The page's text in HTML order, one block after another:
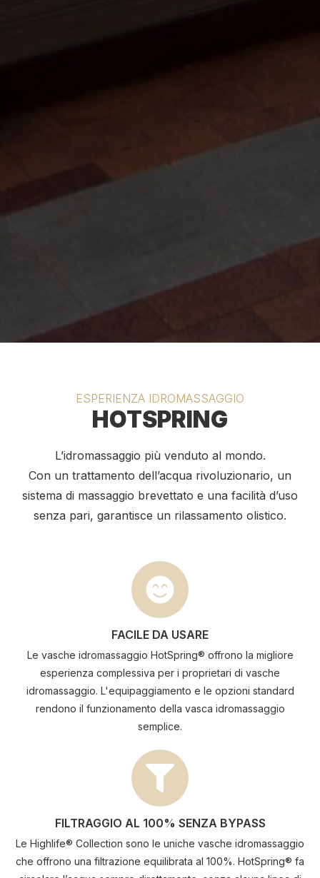
ESPERIENZA IDROMASSAGGIO
HOTSPRING
L’idromassaggio più venduto al mondo.
Con un trattamento dell’acqua rivoluzionario, un
sistema di massaggio brevettato e una facilità d’uso
senza pari, garantisce un rilassamento olistico.
FACILE DA USARE
Le vasche idromassaggio HotSpring® offrono la migliore
esperienza complessiva per i proprietari di vasche
idromassaggio. L'equipaggiamento e le opzioni standard
rendono il funzionamento della vasca idromassaggio
semplice.
FILTRAGGIO AL 100% SENZA BYPASS
Le Highlife® Collection sono le uniche vasche idromassaggio
che offrono una filtrazione equilibrata al 100%. HotSpring® fa